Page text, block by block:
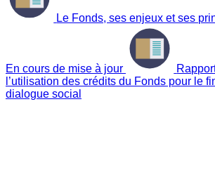
Le Fonds, ses enjeux et ses
En cours de mise à jour
l’utilisation des crédits du Fonds pour le
dialogue social